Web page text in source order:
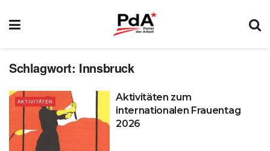
Schlagwort: Innsbruck
AKTIVITÄTEN
Aktivitäten zum
internationalen Frauentag
2026